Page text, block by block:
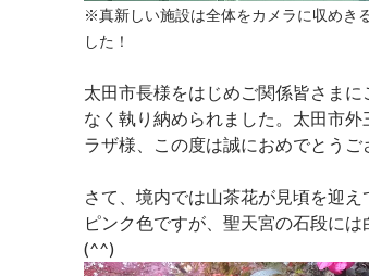
※真新しい施設は全体をカメラに収めき
した！
太田市長様をはじめご関係皆さま
なく執り納められました。太田市
ラザ様、この度は誠におめでとう
さて、境内では山茶花が見頃を迎
ピンク色ですが、聖天宮の石段に
(^^)